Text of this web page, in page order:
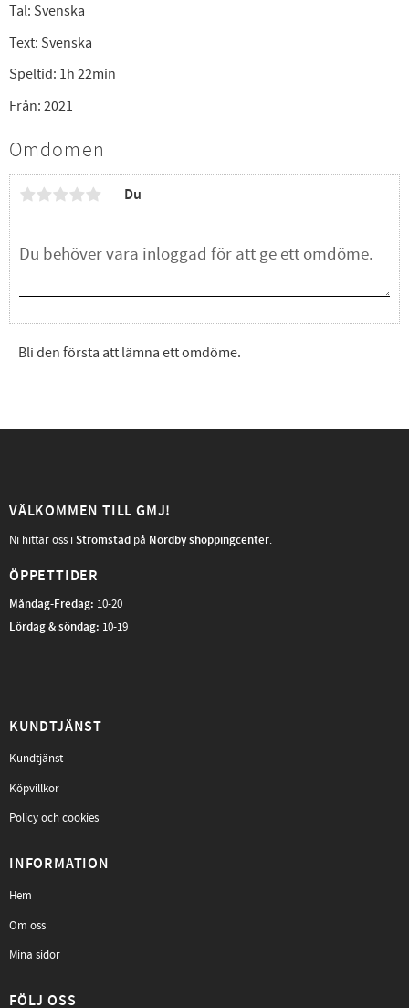
Tal: Svenska
Text: Svenska
Speltid: 1h 22min
Från: 2021
Omdömen
Du
Bli den första att lämna ett omdöme.
VÄLKOMMEN TILL GMJ!
Ni hittar oss iStrömstad på Nordby shoppingcenter.
ÖPPETTIDER
Måndag-Fredag: 10-20
Lördag & söndag: 10-19
KUNDTJÄNST
Kundtjänst
Köpvillkor
Policy och cookies
INFORMATION
Hem
Om oss
Mina sidor
FÖLJ OSS